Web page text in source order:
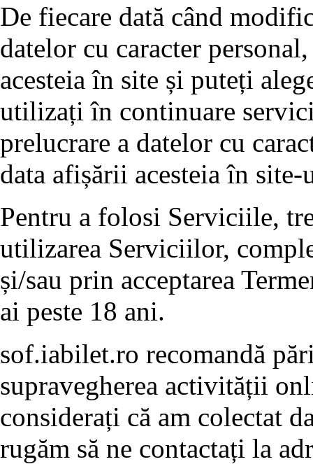
De fiecare dată când
datelor cu caracter
acesteia în site și puteți
utilizați în continuare
prelucrare a datelor cu
data afișării acesteia în
Pentru a folosi Serviciile,
utilizarea Serviciilor,
și/sau prin acceptarea
ai peste 18 ani.
sof.iabilet.ro recomandă
supravegherea activității
considerați că am colectat
rugăm să ne contactați la